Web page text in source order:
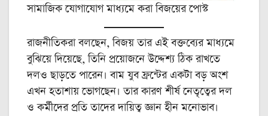
সামাজিক যোগাযোগ মাধ্যমে করা বিজয়ের পোস্ট
রাজনীতিকরা বলছেন, বিজয় তার এই বক্তব্যের মাধ্যমে
বুঝিয়ে দিয়েছে, তিনি প্রয়োজনে উদ্দেশ্য ঠিক রাখতে
দলও ছাড়তে পারেন। বাম যুব ফ্রন্টের একটা বড় অংশ
এখন হতাশায় ভোগছেন। তার কারণ শীর্ষ নেতৃত্বের দল
ও কর্মীদের প্রতি তাদের দায়িত্ব জ্ঞান হীন মনোভাব।